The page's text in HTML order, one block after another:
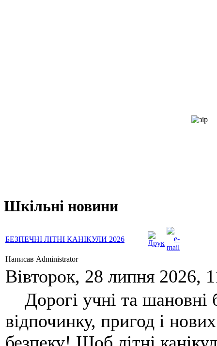
Шкільні новини
БЕЗПЕЧНІ ЛІТНІ КАНІКУЛИ 2026
Написав Administrator
Вівторок, 28 липня 2026,
Дорогі учні та шановні
відпочинку, пригод і